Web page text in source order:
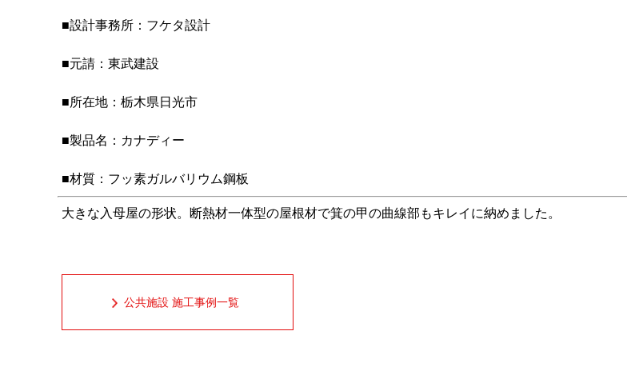
■設計事務所：フケタ設計
■元請：東武建設
■所在地：栃木県日光市
■製品名：カナディー
■材質：フッ素ガルバリウム鋼板
大きな入母屋の形状。断熱材一体型の屋根材で箕の甲の曲線部もキレイに納めました。
公共施設 施工事例一覧